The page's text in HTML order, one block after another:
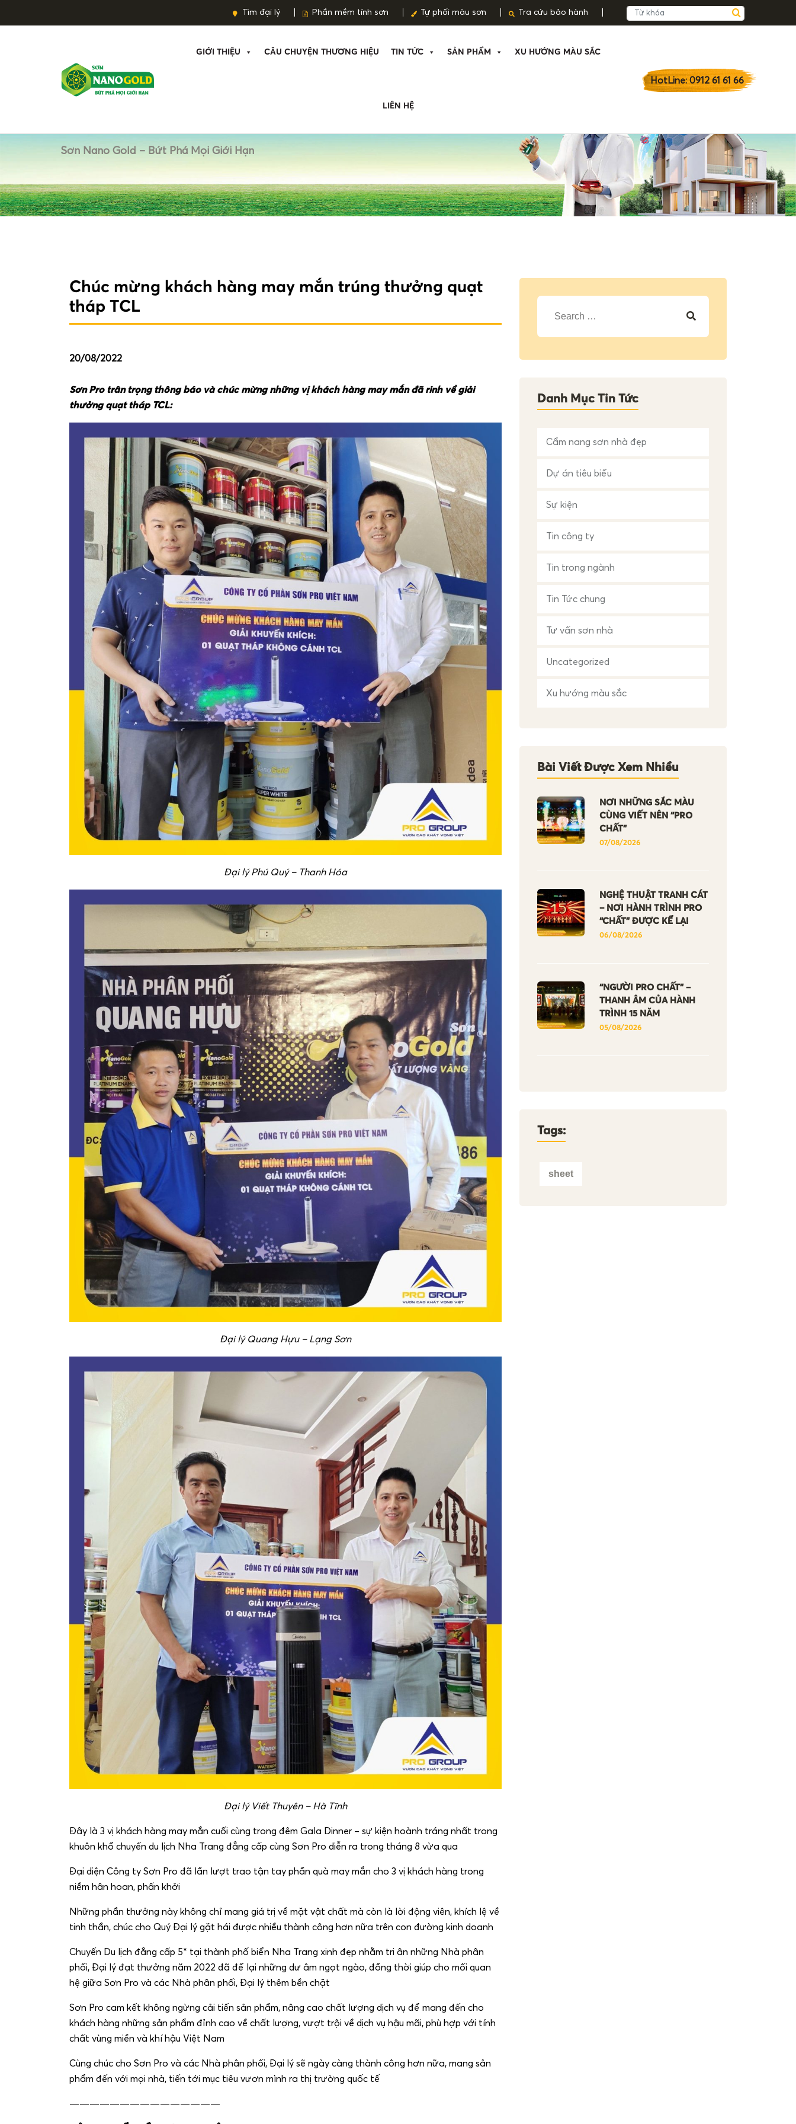
Tìm đại lý Phần mềm tính sơn Tự phối màu sơn Tra cứu bảo hành
GIỚI THIỆU CÂU CHUYỆN THƯƠNG HIỆU TIN TỨC SẢN PHẨM XU HƯỚNG MÀU SẮC
LIÊN HỆ
HotLine: 0912 61 61 66
Sơn Nano Gold – Bứt Phá Mọi Giới Hạn
Chúc mừng khách hàng may mắn trúng thưởng quạt
tháp TCL
20/08/2022
Sơn Pro trân trọng thông báo và chúc mừng những vị khách hàng may mắn đã rinh về giải
thưởng quạt tháp TCL:
Đại lý Phú Quý – Thanh Hóa
Đại lý Quang Hựu – Lạng Sơn
Đại lý Viết Thuyên – Hà Tĩnh
Đây là 3 vị khách hàng may mắn cuối cùng trong đêm Gala Dinner – sự kiện hoành tráng nhất trong
khuôn khổ chuyến du lịch Nha Trang đẳng cấp cùng Sơn Pro diễn ra trong tháng 8 vừa qua
Đại diện Công ty Sơn Pro đã lần lượt trao tận tay phần quà may mắn cho 3 vị khách hàng trong
niềm hân hoan, phấn khởi
Những phần thưởng này không chỉ mang giá trị về mặt vật chất mà còn là lời động viên, khích lệ về
tinh thần, chúc cho Quý Đại lý gặt hái được nhiều thành công hơn nữa trên con đường kinh doanh
Chuyến Du lịch đẳng cấp 5* tại thành phố biển Nha Trang xinh đẹp nhằm tri ân những Nhà phân
phối, Đại lý đạt thưởng năm 2022 đã để lại những dư âm ngọt ngào, đồng thời giúp cho mối quan
hệ giữa Sơn Pro và các Nhà phân phối, Đại lý thêm bền chặt
Sơn Pro cam kết không ngừng cải tiến sản phẩm, nâng cao chất lượng dịch vụ để mang đến cho
khách hàng những sản phẩm đỉnh cao về chất lượng, vượt trội về dịch vụ hậu mãi, phù hợp với tính
chất vùng miền và khí hậu Việt Nam
Cùng chúc cho Sơn Pro và các Nhà phân phối, Đại lý sẽ ngày càng thành công hơn nữa, mang sản
phẩm đến với mọi nhà, tiến tới mục tiêu vươn mình ra thị trường quốc tế
———————————————
T
k
ế
h
o
Danh Mục Tin Tức
Cẩm nang sơn nhà đẹp
Dự án tiêu biểu
Sự kiện
Tin công ty
Tin trong ngành
Tin Tức chung
Tư vấn sơn nhà
Uncategorized
Xu hướng màu sắc
Bài Viết Được Xem Nhiều
NƠI NHỮNG SẮC MÀU
CÙNG VIẾT NÊN “PRO
CHẤT”
07/08/2026
NGHỆ THUẬT TRANH CÁT
– NƠI HÀNH TRÌNH PRO
“CHẤT” ĐƯỢC KỂ LẠI
06/08/2026
“NGƯỜI PRO CHẤT” –
THANH ÂM CỦA HÀNH
TRÌNH 15 NĂM
05/08/2026
Tags:
sheet